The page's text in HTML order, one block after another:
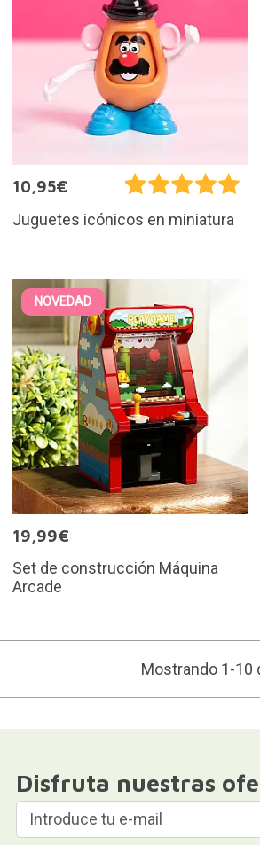
10,95€
Juguetes icónicos en miniatura
NOVEDAD
19,99€
Set de construcción Máquina
Arcade
Mostrando 1-10
Disfruta nuestras